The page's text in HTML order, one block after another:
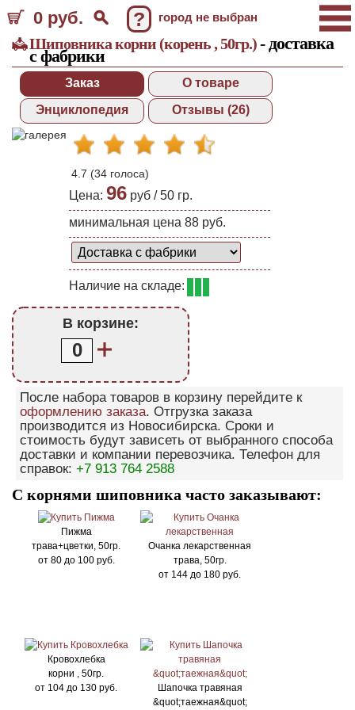
0 руб. ? город не выбран
Шиповника корни (корень , 50гр.)- доставка
с фабрики
Заказ
О товаре
Энциклопедия
Отзывы (26)
4.7 (34 голоса)
Цена: 96 руб /50 гр.
минимальная цена 88 руб.
Наличие на складе:
В корзине:
0
После набора товаров в корзину перейдите к
оформлению заказа. Отгрузка заказа
производится из Новосибирска. Сроки и
стоимость будут зависеть от выбранного способа
доставки и компании перевозчика. Телефон для
справок: +7 913 764 2588
С корнями шиповника часто заказывают:
Пижма
трава+цветки, 50гр.
от 80до 100 руб.
Очанка лекарственная
трава, 50гр.
от 144 до 180 руб.
Кровохлебка
корни , 50гр.
от 104 до 130 руб.
Шапочка травяная
&quot;таежная&quot;